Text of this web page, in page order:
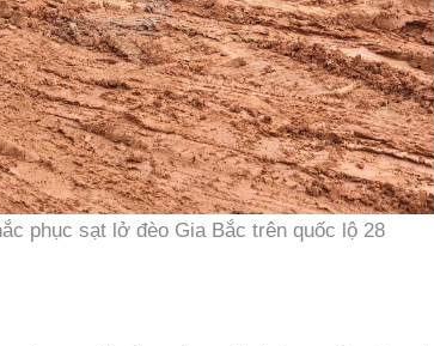
phục sạt lở đèo Gia Bắc trên quốc lộ 28